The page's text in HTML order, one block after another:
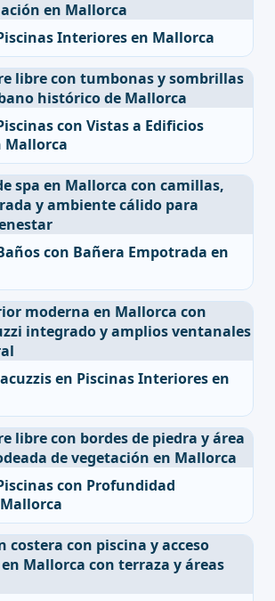
Interiores en Mallorca
con Vistas a Edificios
Mallorca
con Bañera Empotrada en
en Piscinas Interiores en
con Profundidad